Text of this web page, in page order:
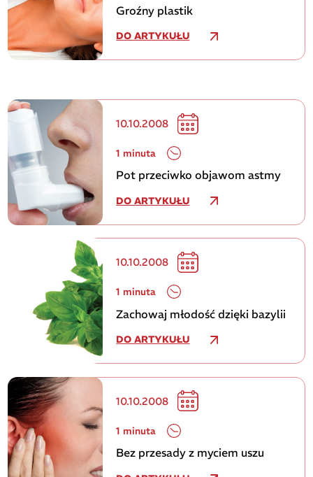
Groźny plastik
DO ARTYKUŁU
10.10.2008
1 minuta
Pot przeciwko objawom astmy
DO ARTYKUŁU
10.10.2008
1 minuta
Zachowaj młodość dzięki bazylii
DO ARTYKUŁU
10.10.2008
1 minuta
Bez przesady z myciem uszu